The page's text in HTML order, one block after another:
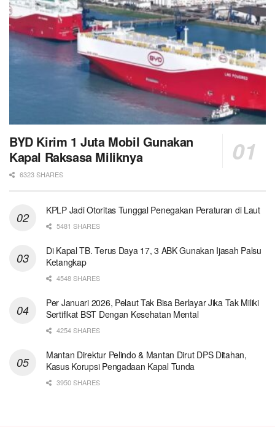
BYD Kirim 1 Juta Mobil Gunakan
Kapal Raksasa Miliknya
6323 SHARES
KPLP Jadi Otoritas Tunggal Penegakan Peraturan di Laut
5481 SHARES
Di Kapal TB. Terus Daya 17, 3 ABK Gunakan Ijasah Palsu
Ketangkap
4548 SHARES
Per Januari 2026, Pelaut Tak Bisa Berlayar Jika Tak Miliki
Sertifikat BST Dengan Kesehatan Mental
4254 SHARES
Mantan Direktur Pelindo & Mantan Dirut DPS Ditahan,
Kasus Korupsi Pengadaan Kapal Tunda
3950 SHARES